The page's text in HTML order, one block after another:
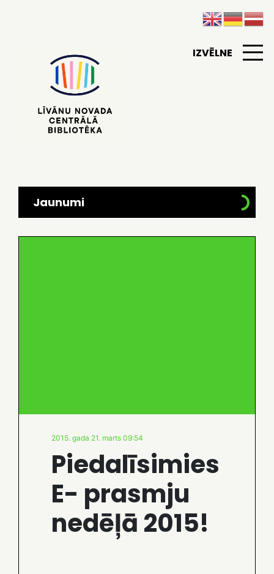
IZVĒLNE
Jaunumi
2015. gada 21. marts 09:54
Piedalīsimies
E- prasmju
nedēļā 2015!